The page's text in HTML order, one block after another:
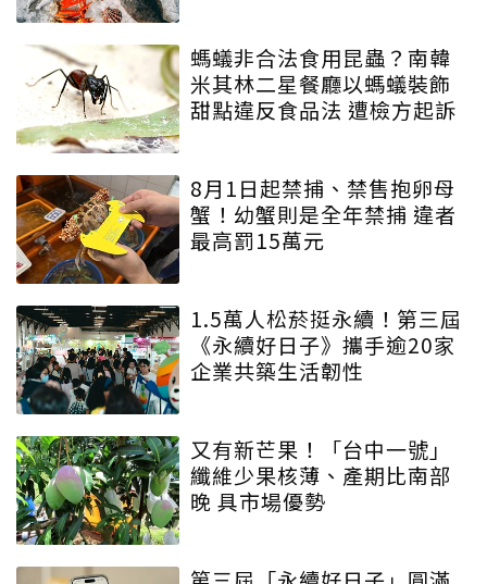
螞蟻非合法食用昆蟲？南韓
米其林二星餐廳以螞蟻裝飾
甜點違反食品法 遭檢方起訴
8月1日起禁捕、禁售抱卵母
蟹！幼蟹則是全年禁捕 違者
最高罰15萬元
1.5萬人松菸挺永續！第三屆
《永續好日子》攜手逾20家
企業共築生活韌性
又有新芒果！「台中一號」
纖維少果核薄、產期比南部
晚 具市場優勢